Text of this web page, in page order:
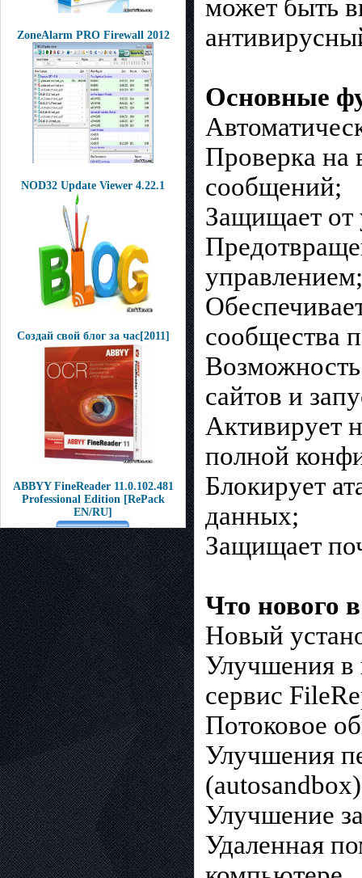
ZoneAlarm PRO Firewall 2012
NOD32 Update Viewer 4.22.1
Создай свой блог за час[2011]
ABBYY FineReader 11.0.102.481
Professional Edition [RePack
EN/RU]
может быть
Основные
Проверка на
сообщений;
Защищает от
управлением;
сообщества
сайтов и
Активирует
полной
Блокирует
данных;
Защищает
Что нового
Новый
Улучшения в
сервис
Потоковое
Улучшения
(autosandbox)
Улучшение
Удаленная